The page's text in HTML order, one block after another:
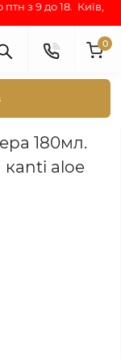
з 9 до 18. Київ,
0
180мл.
кanti аloe